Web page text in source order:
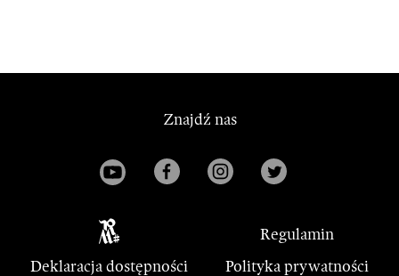
Znajdź nas
Regulamin
Deklaracja dostępności
Polityka prywatności